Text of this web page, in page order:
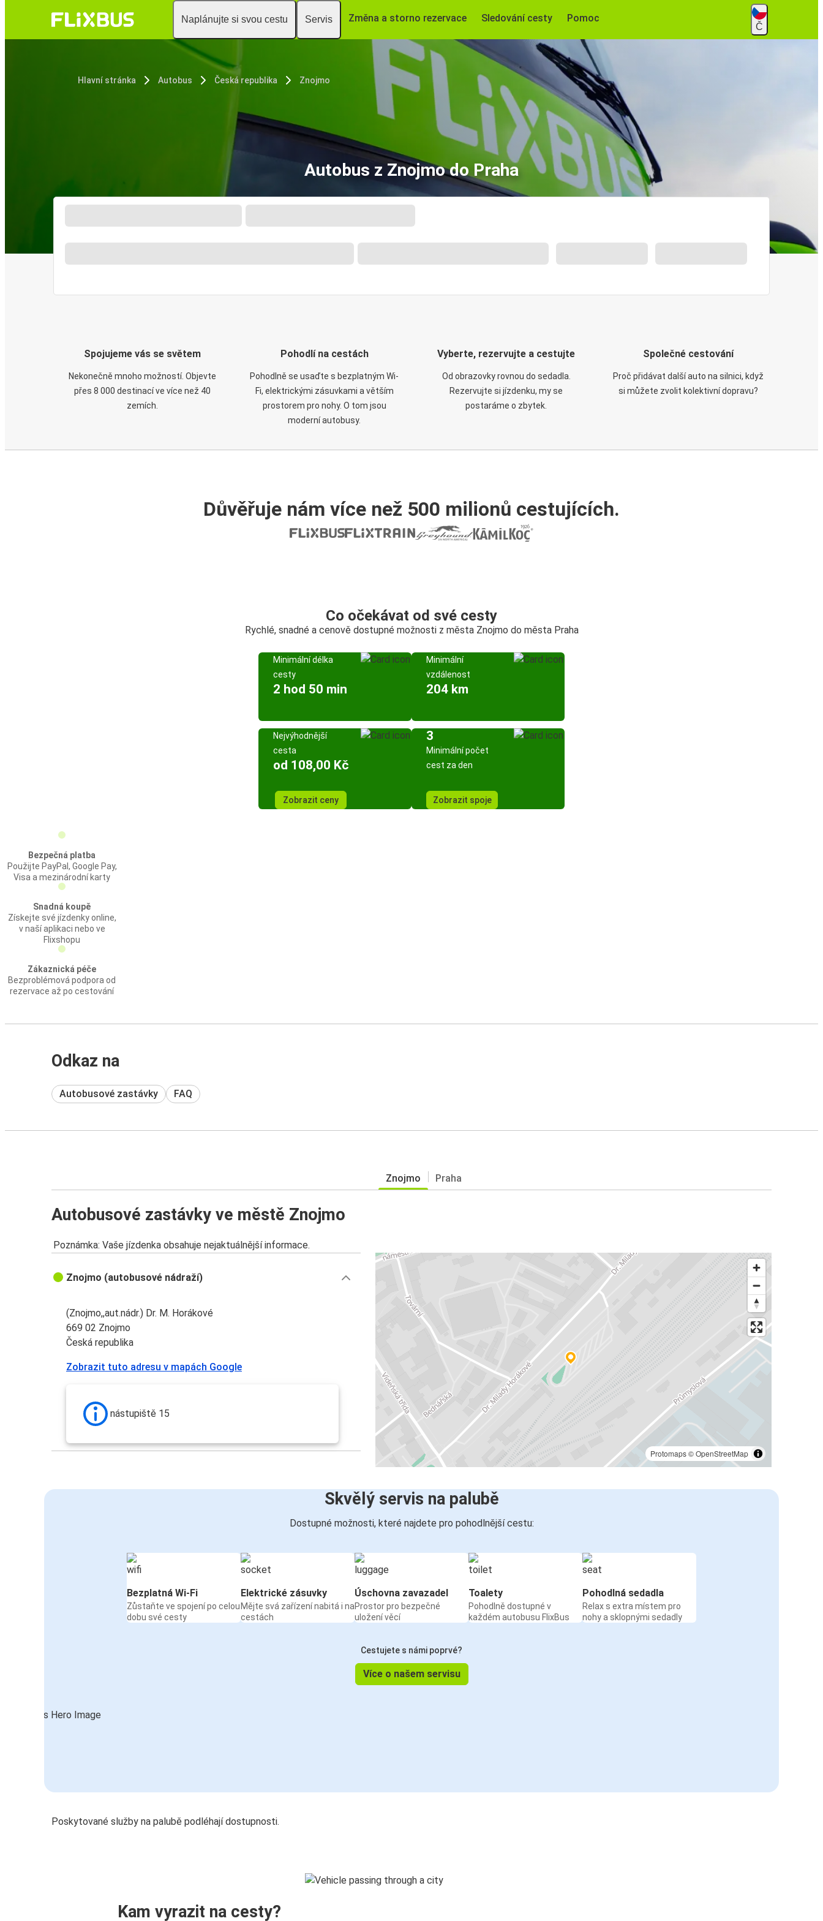
Naplánujte si svou cestu Servis Změna a storno rezervace Sledování cesty Pomoc
Č
Hlavní stránka Autobus Česká republika Znojmo
Autobus z Znojmo do Praha
Spojujeme vás se světem
Nekonečně mnoho možností. Objevte
přes 8 000 destinací ve více než 40
zemích.
Pohodlí na cestách
Pohodlně se usaďte s bezplatným Wi-
Fi, elektrickými zásuvkami a větším
prostorem pro nohy. O tom jsou
moderní autobusy.
Vyberte, rezervujte a cestujte
Od obrazovky rovnou do sedadla.
Rezervujte si jízdenku, my se
postaráme o zbytek.
Společné cestování
Proč přidávat další auto na silnici, když
si můžete zvolit kolektivní dopravu?
Důvěřuje nám více než 500 milionů cestujících.
Co očekávat od své cesty
Rychlé, snadné a cenově dostupné možnosti z města Znojmo do města Praha
Minimální délka
cesty
2 hod 50 min
Minimální
vzdálenost
204 km
Nejvýhodnější
cesta
od 108,00 Kč
Zobrazit ceny
3
Minimální počet
cest za den
Zobrazit spoje
Bezpečná platba
Použijte PayPal, Google Pay,
Visa a mezinárodní karty
Snadná koupě
Získejte své jízdenky online,
v naší aplikaci nebo ve
Flixshopu
Zákaznická péče
Bezproblémová podpora od
rezervace až po cestování
Odkaz na
Autobusové zastávky FAQ
Znojmo Praha
Autobusové zastávky ve městě Znojmo
Poznámka: Vaše jízdenka obsahuje nejaktuálnější informace.
Protomaps©OpenStreetMap
Znojmo (autobusové nádraží)
(Znojmo,,aut.nádr.) Dr. M. Horákové
669 02 Znojmo
Česká republika
Zobrazit tuto adresu v mapách Google
nástupiště 15
Skvělý servis na palubě
Dostupné možnosti, které najdete pro pohodlnější cestu:
Bezplatná Wi-Fi
Zůstaňte ve spojení po celou
dobu své cesty
Elektrické zásuvky
Mějte svá zařízení nabitá i na
cestách
Úschovna zavazadel
Prostor pro bezpečné
uložení věcí
Toalety
Pohodlně dostupné v
každém autobusu FlixBus
Pohodlná sedadla
Relax s extra místem pro
nohy a sklopnými sedadly
Cestujete s námi poprvé?
Více o našem servisu
Poskytované služby na palubě podléhají dostupnosti.
Kam vyrazit na cesty?